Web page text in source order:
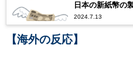
日本の新紙幣の
2024.7.13
【海外の反応】